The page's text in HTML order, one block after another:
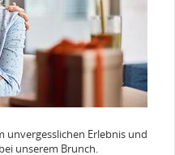
Erlebnis und
unserem Brunch.